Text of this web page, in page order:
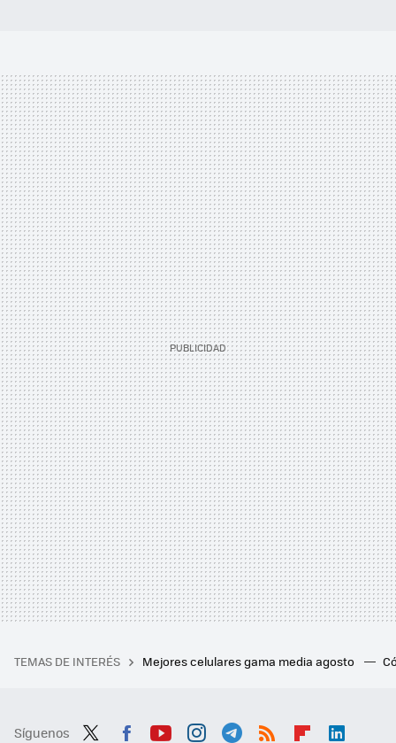
TEMAS DE INTERÉS Mejores celulares gama media agosto
Síguenos